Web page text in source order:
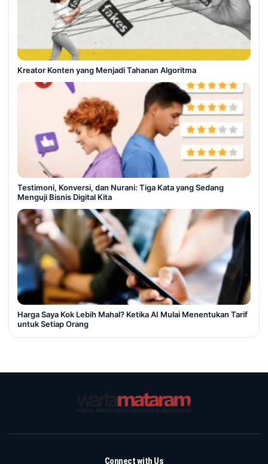
Kreator Konten yang Menjadi Tahanan Algoritma
Testimoni, Konversi, dan Nurani: Tiga Kata yang Sedang
Menguji Bisnis Digital Kita
Harga Saya Kok Lebih Mahal? Ketika AI Mulai Menentukan Tarif
untuk Setiap Orang
Connect with Us